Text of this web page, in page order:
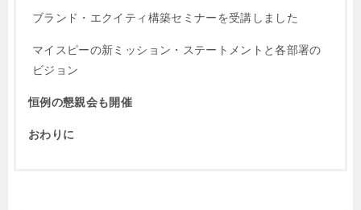
ブランド・エクイティ構築セミナーを受講しました
マイスピーの新ミッション・ステートメントと各部署の
ビジョン
恒例の懇親会も開催
おわりに